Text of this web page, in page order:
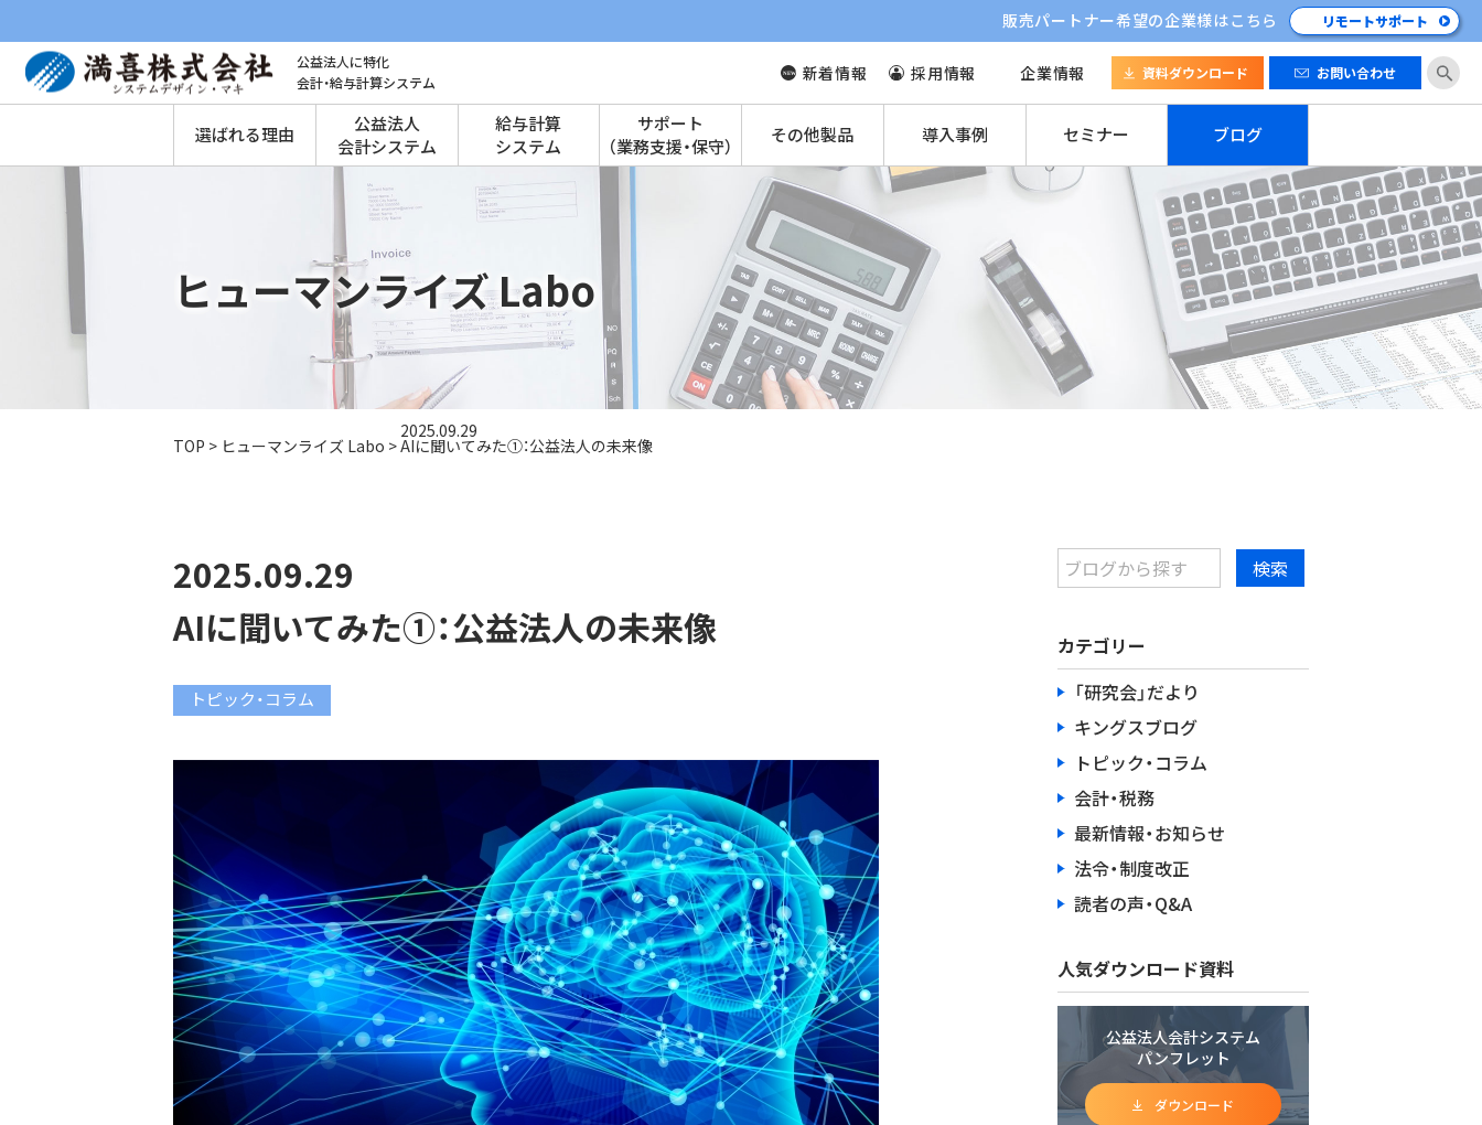
販売パートナー希望の企業様はこちら リモートサポート
公益法人に特化
会計・給与計算システム
新着情報 採用情報 企業情報 資料ダウンロード お問い合わせ
選ばれる理由
公益法人
会計システム
給与計算
システム
サポート
（業務支援・保守）
その他製品 導入事例 セミナー ブログ
ヒューマンライズ Labo
TOP > ヒューマンライズ Labo >
2025.09.29
AIに聞いてみた①：公益法人の未来像
2025.09.29
AIに聞いてみた①：公益法人の未来像
トピック・コラム
カテゴリー
「研究会」だより
キングスブログ
トピック・コラム
会計・税務
最新情報・お知らせ
法令・制度改正
読者の声・Q&A
人気ダウンロード資料
公益法人会計システム
パンフレット
ダウンロード